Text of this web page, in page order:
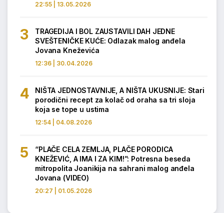
22:55 | 13.05.2026
12:36 | 30.04.2026
TRAGEDIJA I BOL ZAUSTAVILI DAH JEDNE
SVEŠTENIČKE KUĆE: Odlazak malog anđela
Jovana Kneževića
12:54 | 04.08.2026
NIŠTA JEDNOSTAVNIJE, A NIŠTA UKUSNIJE: Stari
porodični recept za kolač od oraha sa tri sloja
koja se tope u ustima
20:27 | 01.05.2026
“PLAČE CELA ZEMLJA, PLAČE PORODICA
KNEŽEVIĆ, A IMA I ZA KIM!”: Potresna beseda
mitropolita Joanikija na sahrani malog anđela
Jovana (VIDEO)